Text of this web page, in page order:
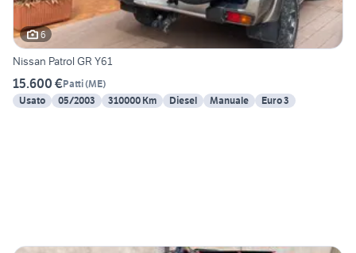
6
Nissan Patrol GR Y61
15.600 €Patti(ME)
Usato
05/2003 310000 Km Diesel Manuale Euro 3